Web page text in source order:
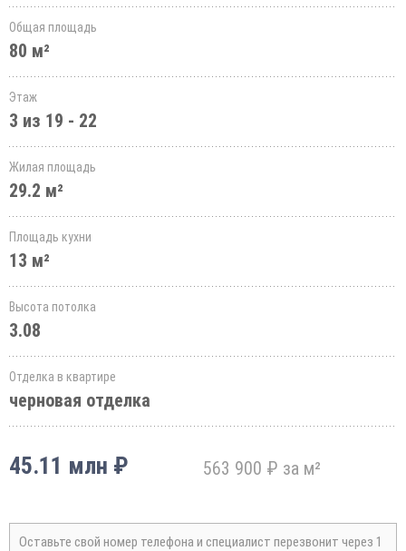
Общая площадь
80 м²
Этаж
3 из 19 - 22
Жилая площадь
29.2 м²
Площадь кухни
13 м²
Высота потолка
3.08
Отделка в квартире
черновая отделка
45.11 млн ₽ 563 900 ₽ за м²
Оставьте свой номер телефона и специалист перезвонит через 1